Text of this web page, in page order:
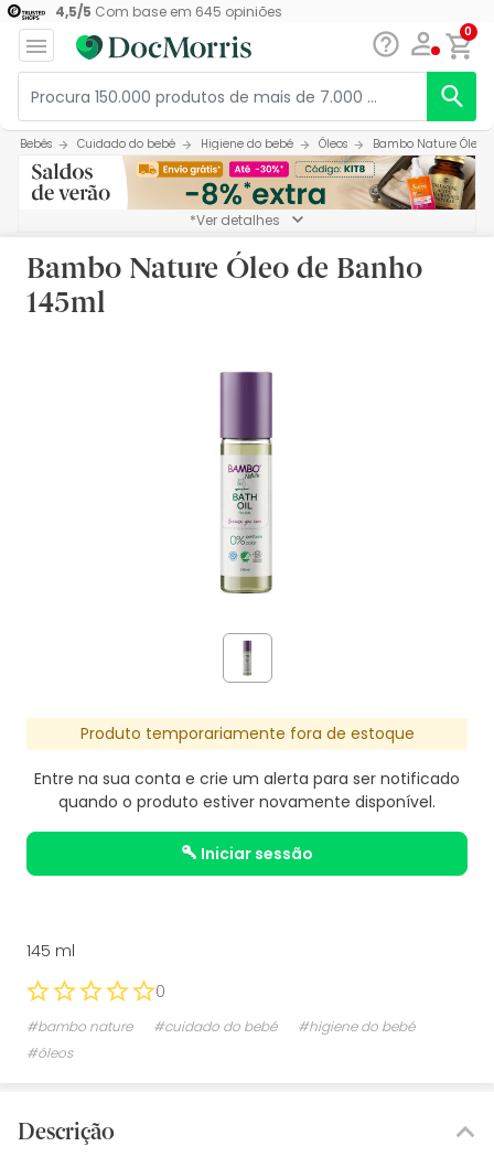
4,5/5 Com base em 645 opiniões
0
Bebés Cuidado do bebé Higiene do bebé Óleos Bambo Nature Óleo
*Ver detalhes
Bambo Nature Óleo de Banho
145ml
Produto temporariamente fora de estoque
Entre na sua conta e crie um alerta para ser notificado
quando o produto estiver novamente disponível.
iniciar sessão
145 ml
0
#bambo nature #cuidado do bebé
#higiene do bebé
#óleos
Descrição